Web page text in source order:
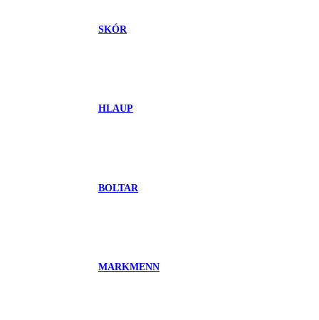
SKÓR
HLAUP
BOLTAR
MARKMENN